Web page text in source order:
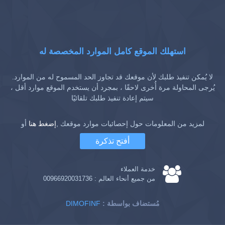
استهلك الموقع كامل الموارد المخصصة له
لا يُمكن تنفيذ طلبك لأن موقعك قد تجاوز الحد المسموح له من الموارد.
يُرجى المحاولة مرة أُخرى لاحقًا ، بمجرد أن يستخدم الموقع موارد أقل ،
سيتم إعادة تنفيذ طلبك تلقائيًا
لمزيد من المعلومات حول إحصائيات موارد موقعك ,إضغط هنا أو
أفتح تذكرة
خدمة العملاء
من جميع أنحاء العالم : 00966920031736
DIMOFINF : مُستضاف بواسطة